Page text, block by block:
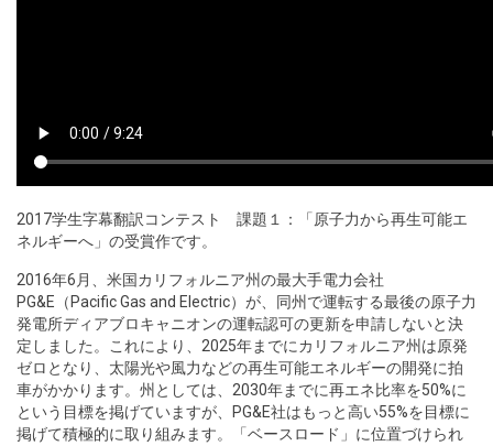
2017学生字幕翻訳コンテスト 課題１：「原子力から再生可能エ
ネルギーへ」の受賞作です。
2016年6月、米国カリフォルニア州の最大手電力会社
PG&E（Pacific Gas and Electric）が、同州で運転する最後の原子力
発電所ディアブロキャニオンの運転認可の更新を申請しないと決
定しました。これにより、2025年までにカリフォルニア州は原発
ゼロとなり、太陽光や風力などの再生可能エネルギーの開発に拍
車がかかります。州としては、2030年までに再エネ比率を50%に
という目標を掲げていますが、PG&E社はもっと高い55%を目標に
掲げて積極的に取り組みます。「ベースロード」に位置づけられ